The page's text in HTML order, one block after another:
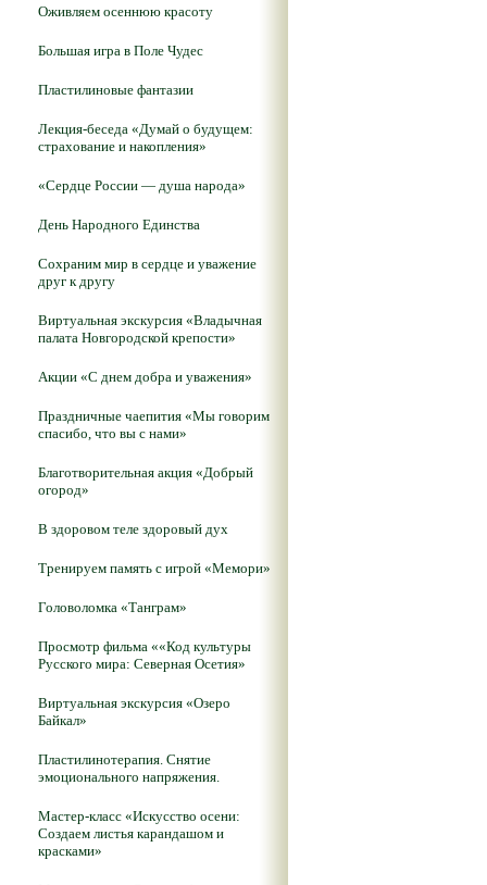
Оживляем осеннюю красоту
Большая игра в Поле Чудес
Пластилиновые фантазии
Лекция-беседа «Думай о будущем:
страхование и накопления»
«Сердце России — душа народа»
День Народного Единства
Сохраним мир в сердце и уважение
друг к другу
Виртуальная экскурсия «Владычная
палата Новгородской крепости»
Акции «С днем добра и уважения»
Праздничные чаепития «Мы говорим
спасибо, что вы с нами»
Благотворительная акция «Добрый
огород»
В здоровом теле здоровый дух
Тренируем память с игрой «Мемори»
Головоломка «Танграм»
Просмотр фильма ««Код культуры
Русского мира: Северная Осетия»
Виртуальная экскурсия «Озеро
Байкал»
Пластилинотерапия. Снятие
эмоционального напряжения.
Мастер-класс «Искусство осени:
Создаем листья карандашом и
красками»